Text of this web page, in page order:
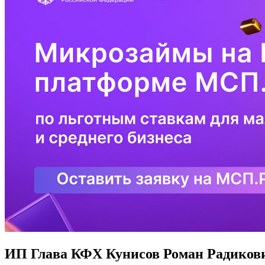
ИП Глава КФХ Кунисов Роман